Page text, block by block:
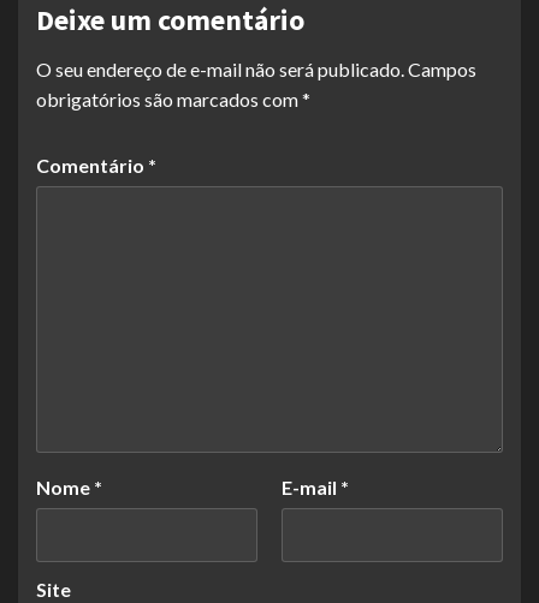
Deixe um comentário
O seu endereço de e-mail não será publicado.Campos
obrigatórios são marcados com*
Comentário *
Nome * E-mail *
Site